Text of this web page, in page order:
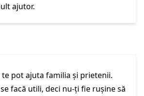
ajutor.
te pot ajuta familia și prietenii.
facă utili, deci nu-ți fie rușine să